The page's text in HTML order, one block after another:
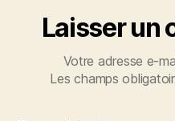
Laisser un
Votre adresse e-
Les champs